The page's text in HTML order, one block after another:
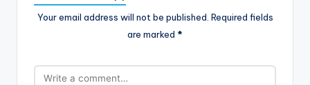
Your email address will not be published. Required fields
are marked *